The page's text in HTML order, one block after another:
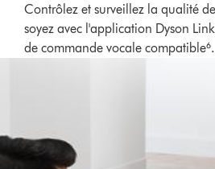
Contrôlez et surveillez la qualité
soyez avec l'application Dyson
de commande vocale compatible⁶.